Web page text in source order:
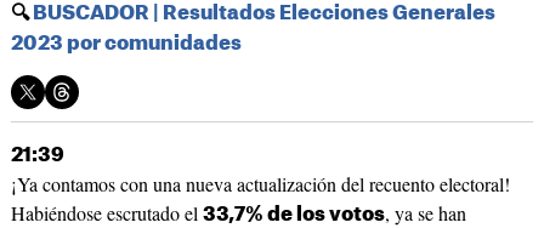
🔍 BUSCADOR | Resultados Elecciones Generales
2023 por comunidades
21:39
¡Ya contamos con una nueva actualización del recuento electoral!
Habiéndose escrutado el 33,7% de los votos, ya se han